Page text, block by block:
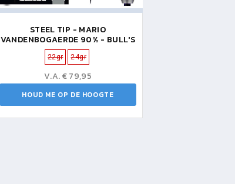
STEEL TIP - MARIO
VANDENBOGAERDE 90% - BULL'S
22gr 24gr
V.A. € 79,95
HOUD ME OP DE HOOGTE